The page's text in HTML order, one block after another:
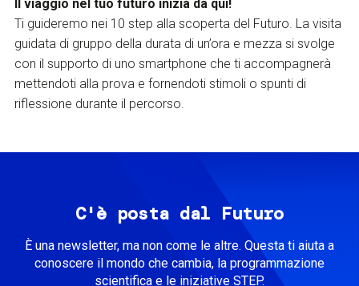
Il viaggio nel tuo futuro inizia da qui!
Ti guideremo nei 10 step alla scoperta del Futuro. La visita
guidata di gruppo della durata di un’ora e mezza si svolge
con il supporto di uno smartphone che ti accompagnerà
mettendoti alla prova e fornendoti stimoli o spunti di
riflessione durante il percorso.
C'è posta dal Futuro
È una newsletter, ma non come le altre. Questa ti aiuta a
conoscere il mondo che cambia, la programmazione
scientifica e le iniziative STEP.